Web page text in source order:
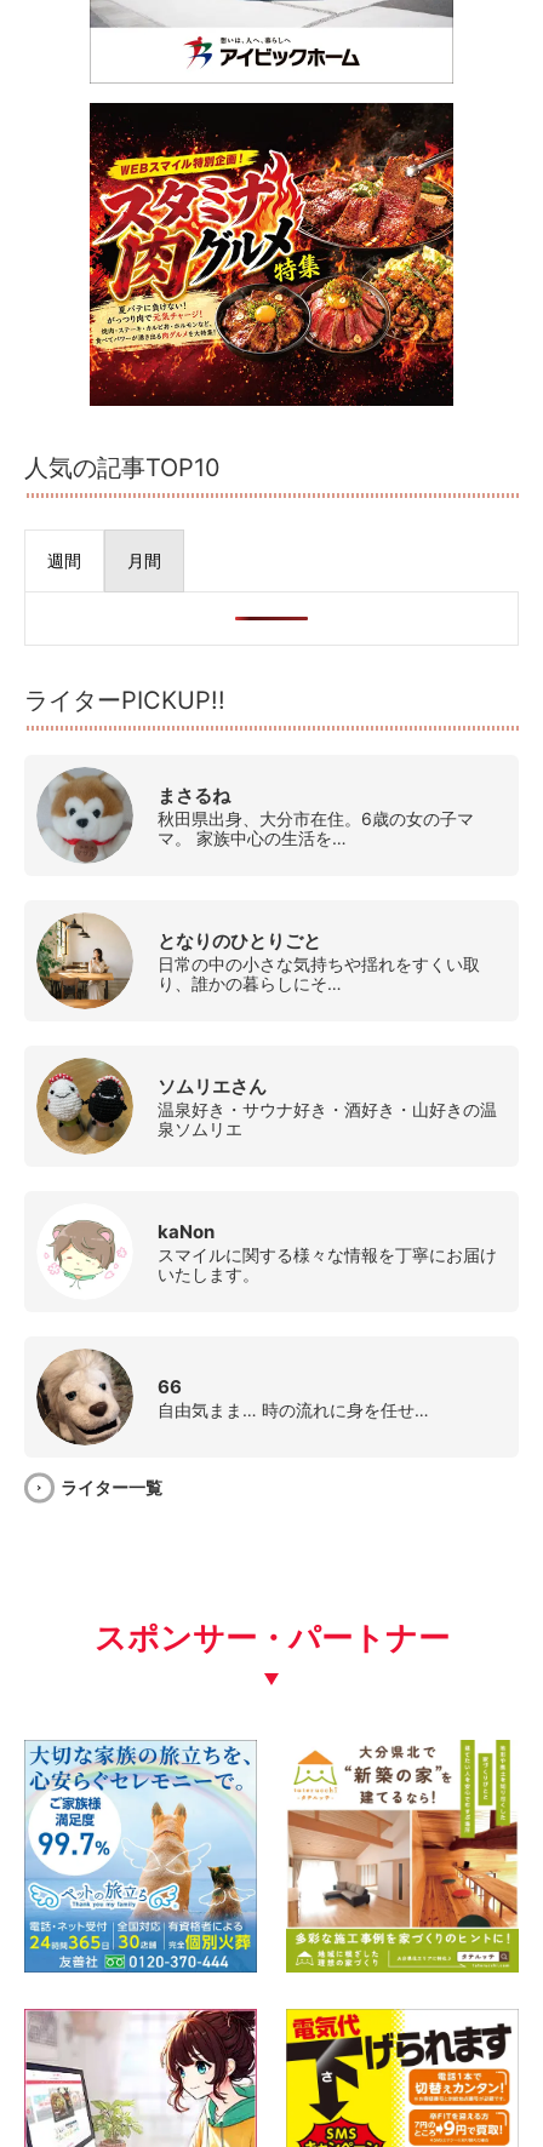
人気の記事TOP10
週間 月間
ライターPICKUP!!
まさるね
秋田県出身、大分市在住。6歳の女の子マ
マ。 家族中心の生活を…
となりのひとりごと
日常の中の小さな気持ちや揺れをすくい取
り、誰かの暮らしにそ…
ソムリエさん
温泉好き・サウナ好き・酒好き・山好きの温
泉ソムリエ
kaNon
スマイルに関する様々な情報を丁寧にお届け
いたします。
66
自由気まま… 時の流れに身を任せ…
ライター一覧
スポンサー・パートナー